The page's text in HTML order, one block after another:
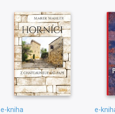
e-kniha e-